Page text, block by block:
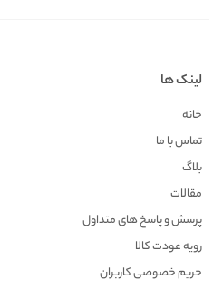
لینک ها
خانه
تماس با ما
بلاگ
مقالات
پرسش و پاسخ های متداول
رویه عودت کالا
حریم خصوصی کاربران